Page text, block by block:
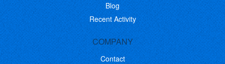
Blog
Recent Activity
COMPANY
Contact